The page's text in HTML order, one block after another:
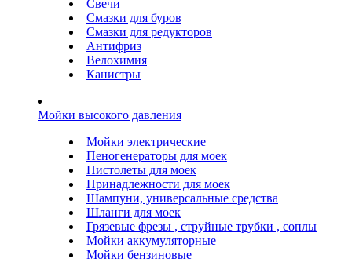
Свечи
Смазки для буров
Смазки для редукторов
Антифриз
Велохимия
Канистры
Мойки высокого давления
Мойки электрические
Пеногенераторы для моек
Пистолеты для моек
Принадлежности для моек
Шампуни, универсальные средства
Шланги для моек
Грязевые фрезы , струйные трубки , соплы
Мойки аккумуляторные
Мойки бензиновые